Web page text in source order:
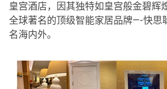
皇宫酒店，因其独特如皇宫般金碧辉
全球著名的顶级智能家居品牌—-快思
名海内外。